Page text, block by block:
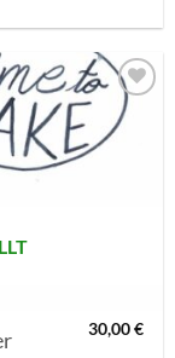
AUF MEINE
MERKLISTE
SETZEN
30,00€